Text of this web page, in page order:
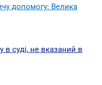
допомогу: Велика
в суді, не вказаний в